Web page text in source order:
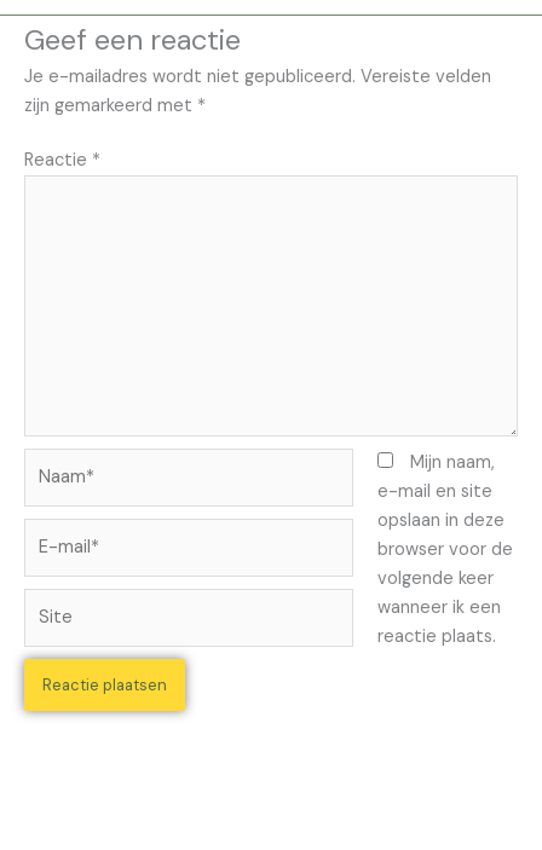
Geef een reactie
Je e-mailadres wordt niet gepubliceerd. Vereiste velden
zijn gemarkeerd met *
Reactie *
mail*
Mijn naam,
e-mail en site
opslaan in deze
browser voor de
volgende keer
wanneer ik een
reactie plaats.